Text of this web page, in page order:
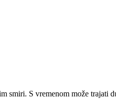
smiri. S vremenom može trajati